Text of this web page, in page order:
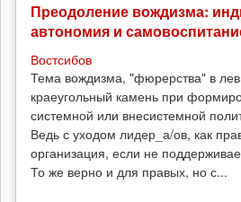
Преодоление вождизма:
автономия и
Востсибов
Тема вождизма, "фюрерства" в
краеугольный камень при
системной или внесистемной
Ведь с уходом лидер_а/ов, как
организация, если не
То же верно и для правых, но с...